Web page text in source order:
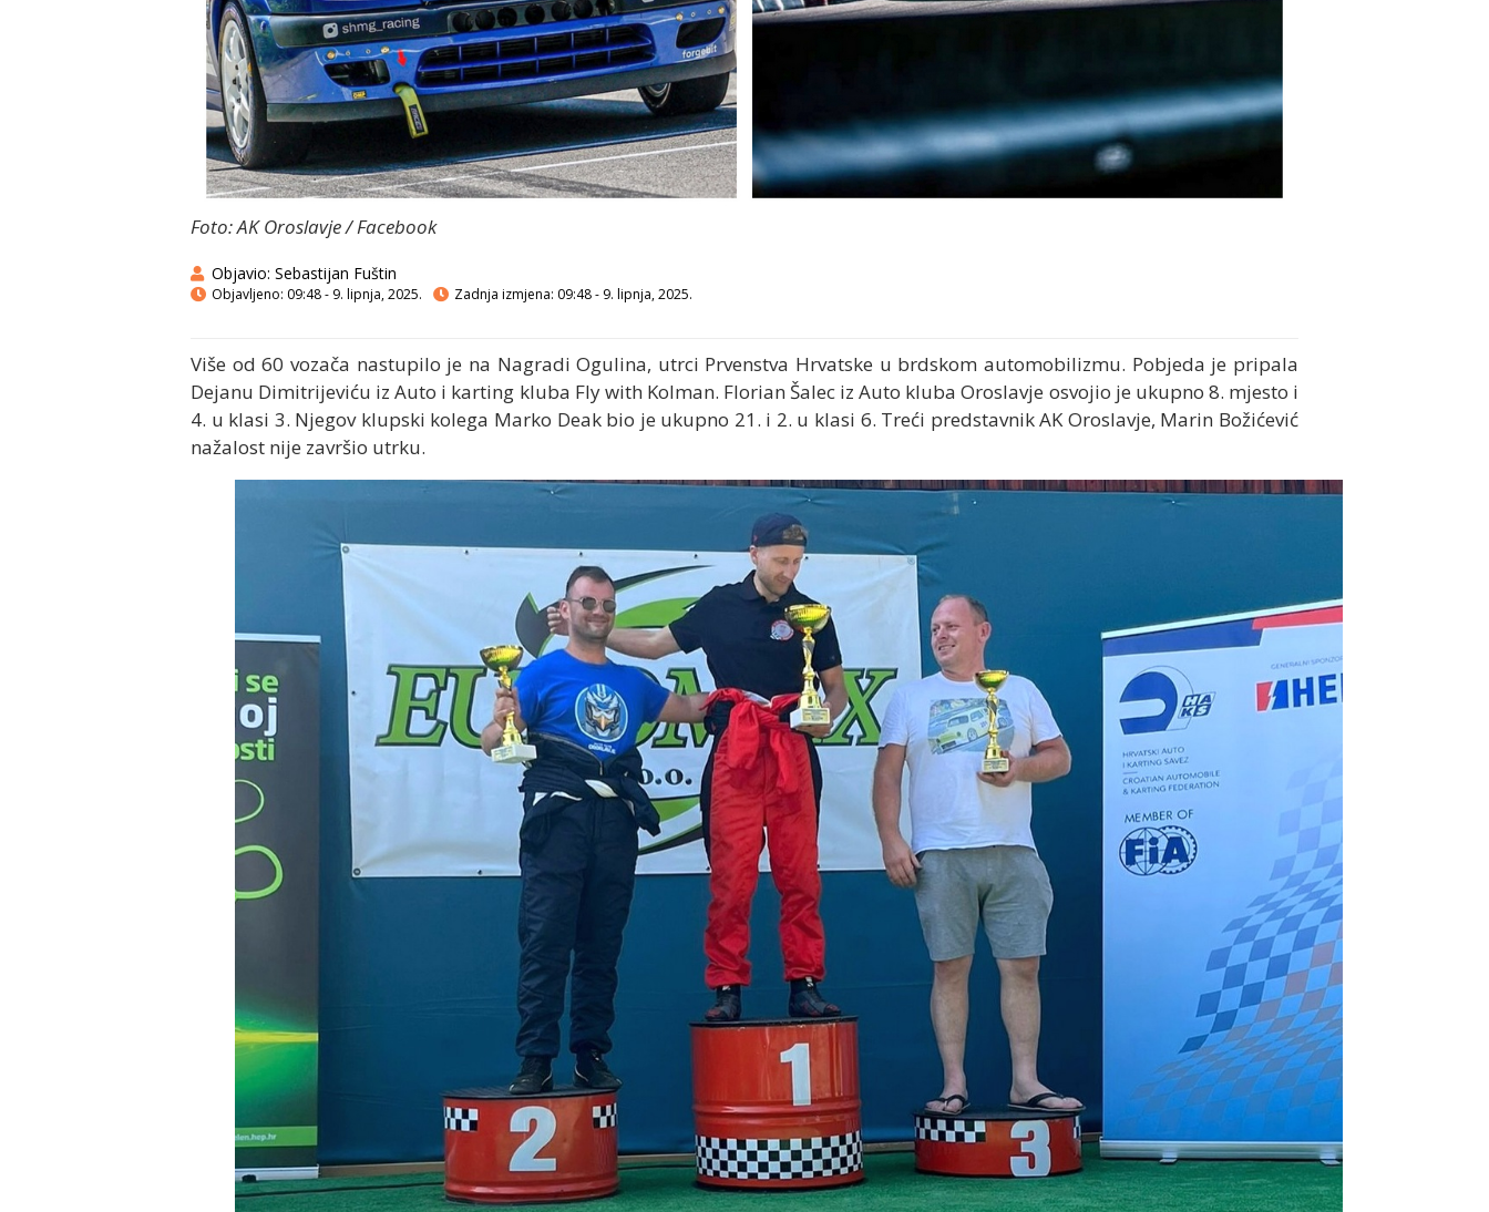
Foto: AK Oroslavje / Facebook
Objavio: Sebastijan Fuštin
Objavljeno: 09:48 - 9. lipnja, 2025. Zadnja izmjena: 09:48 - 9. lipnja, 2025.
Više od 60 vozača nastupilo je na Nagradi Ogulina, utrci Prvenstva Hrvatske u brdskom automobilizmu. Pobjeda je pripala
Dejanu Dimitrijeviću iz Auto i karting kluba Fly with Kolman. Florian Šalec iz Auto kluba Oroslavje osvojio je ukupno 8. mjesto i
4. u klasi 3. Njegov klupski kolega Marko Deak bio je ukupno 21. i 2. u klasi 6. Treći predstavnik AK Oroslavje, Marin Božićević
nažalost nije završio utrku.